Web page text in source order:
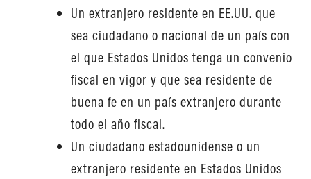
Un extranjero residente en EE.UU. que
sea ciudadano o nacional de un país con
el que Estados Unidos tenga un convenio
fiscal en vigor y que sea residente de
buena fe en un país extranjero durante
todo el año fiscal.
Un ciudadano estadounidense o un
extranjero residente en Estados Unidos